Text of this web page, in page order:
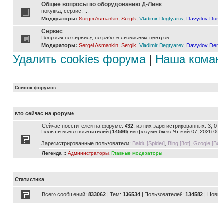
Общие вопросы по оборудованию Д-Линк
покупка, сервис, ...
Модераторы: Sergei Asmankin Sergik Vladimir Degtyarev, Davydov
Сервис
Вопросы по сервису, по работе сервисных центров
Модераторы: Sergei Asmankin Sergik Vladimir Degtyarev, Davydov
Удалить cookies форума| Наша
Список форумов
Кто сейчас на форуме
Сейчас посетителей на форуме: 432 , из них зарегистрированных: 3,
Больше всего посетителей (14598) на форуме было Чт май 07, 2026
Зарегистрированные пользователи: Baidu [Spider] Bing [Bot] Google
Легенда :: Администраторы Главные модераторы
Статистика
Всего сообщений: 833062 | Тем: 136534 | Пользователей: 134582 |